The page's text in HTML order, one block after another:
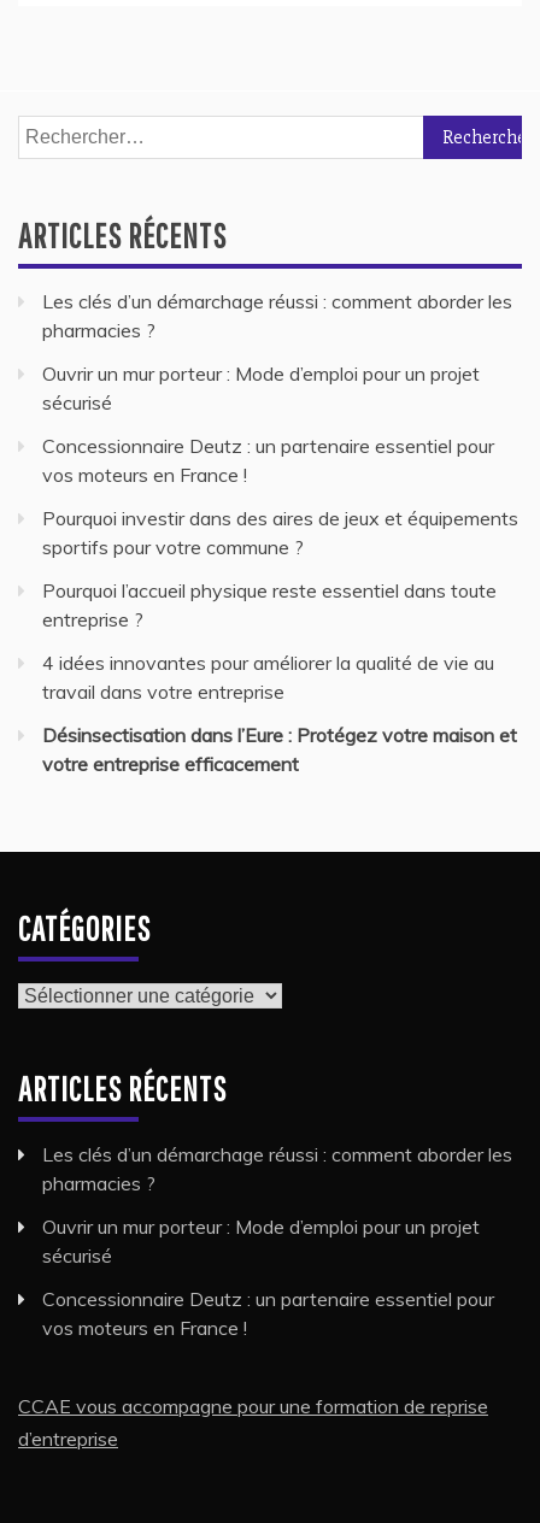
Rechercher :
ARTICLES RÉCENTS
Les clés d’un démarchage réussi : comment aborder les
pharmacies ?
Ouvrir un mur porteur : Mode d’emploi pour un projet
sécurisé
Concessionnaire Deutz : un partenaire essentiel pour
vos moteurs en France !
Pourquoi investir dans des aires de jeux et équipements
sportifs pour votre commune ?
Pourquoi l’accueil physique reste essentiel dans toute
entreprise ?
4 idées innovantes pour améliorer la qualité de vie au
travail dans votre entreprise
Désinsectisation dans l’Eure : Protégez votre maison et
votre entreprise efficacement
CATÉGORIES
Catégories
ARTICLES RÉCENTS
Les clés d’un démarchage réussi : comment aborder les
pharmacies ?
Ouvrir un mur porteur : Mode d’emploi pour un projet
sécurisé
Concessionnaire Deutz : un partenaire essentiel pour
vos moteurs en France !
CCAE vous accompagne pour une formation de reprise
d’entreprise